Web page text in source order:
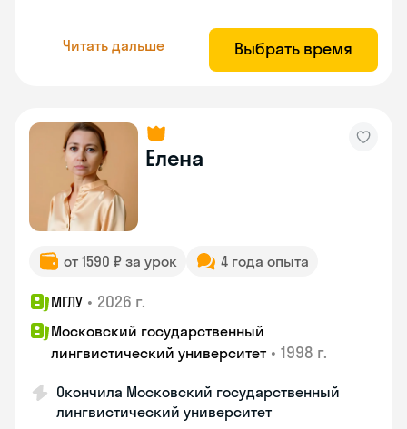
Читать дальше Выбрать время
Елена
от 1590 ₽ за урок 4 года опыта
МГЛУ • 2026 г.
Московский государственный
лингвистический университет • 1998 г.
Окончила Московский государственный
лингвистический университет